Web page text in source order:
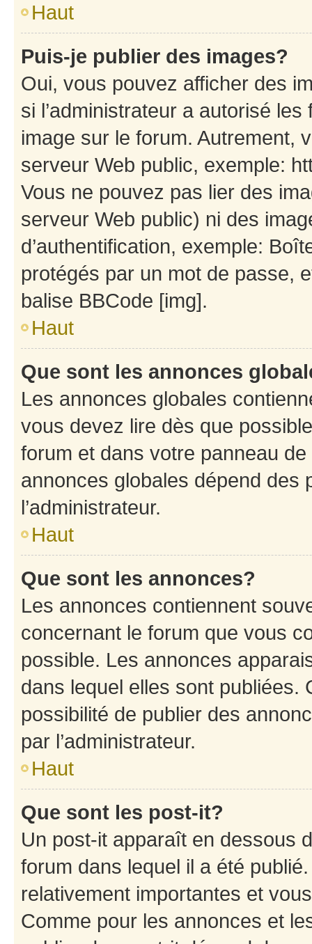
Haut
Puis-je publier des images?
Oui, vous pouvez afficher des
si l’administrateur a autorisé
image sur le forum. Autrement,
serveur Web public, exemple:
Vous ne pouvez pas lier des
serveur Web public) ni des
d’authentification, exemple:
protégés par un mot de passe,
balise BBCode [img].
Haut
Que sont les annonces
Les annonces globales
vous devez lire dès que
forum et dans votre panneau
annonces globales dépend des
l’administrateur.
Haut
Que sont les annonces?
Les annonces contiennent
concernant le forum que vous
possible. Les annonces
dans lequel elles sont publiées.
possibilité de publier des
par l’administrateur.
Haut
Que sont les post-it?
Un post-it apparaît en dessous
forum dans lequel il a été
relativement importantes et
Comme pour les annonces et